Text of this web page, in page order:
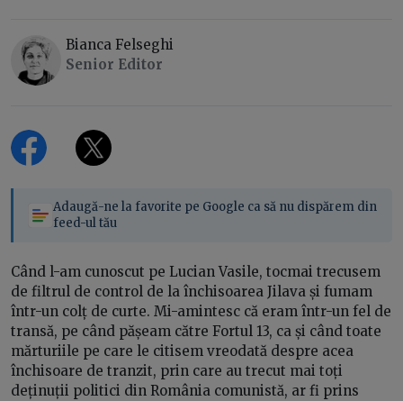
Bianca Felseghi
Senior Editor
Adaugă-ne la favorite pe Google ca să nu dispărem din
feed-ul tău
Când l-am cunoscut pe Lucian Vasile, tocmai trecusem
de filtrul de control de la închisoarea Jilava și fumam
într-un colț de curte. Mi-amintesc că eram într-un fel de
transă, pe când pășeam către Fortul 13, ca și când toate
mărturiile pe care le citisem vreodată despre acea
închisoare de tranzit, prin care au trecut mai toți
deținuții politici din România comunistă, ar fi prins